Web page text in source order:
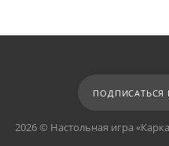
ПОДПИСАТЬСЯ
2026 © Настольная игра